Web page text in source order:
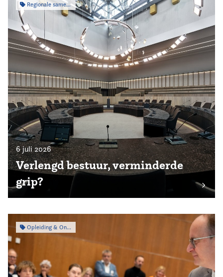
Regionale samenwerking
6 juli 2026
Verlengd bestuur, verminderde
grip?
Opleiding & Ontwikkeling